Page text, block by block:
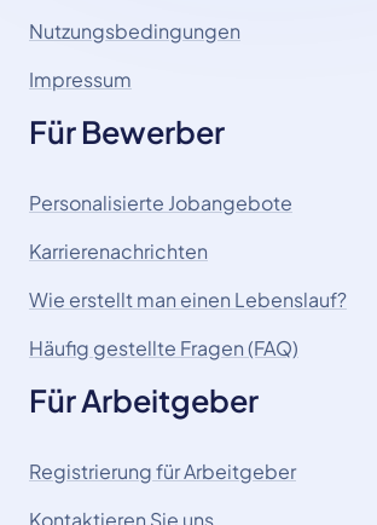
Nutzungsbedingungen
Impressum
Für Bewerber
Personalisierte Jobangebote
Karrierenachrichten
Wie erstellt man einen Lebenslauf?
Häufig gestellte Fragen (FAQ)
Für Arbeitgeber
Registrierung für Arbeitgeber
Kontaktieren Sie uns